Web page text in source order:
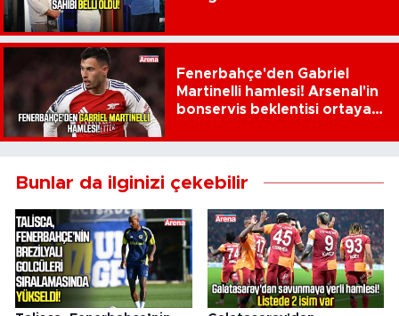
Fenerbahçe'den Gabriel
Martinelli hamlesi! Arsenal'in
bonservis beklentisi ortaya
Bunlar da ilginizi çekebilir